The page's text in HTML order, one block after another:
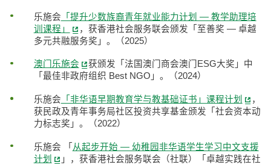
乐施会 「提升少数族裔青年就业能力计划 — 教学助理培
训课程」
，获香港社会服务联会颁发「至善奖 — 卓越
多元共融服务奖」。（2025）
澳门乐施会
获颁发「法国澳门商会澳门ESG大奖」中
「最佳非政府组织 Best NGO」。（2024）
乐施会 「非华语早期教育学与教基础证书」课程计划
，
获民政及青年事务局社区投资共享基金颁发「社会资本动
力标志奖」。（2022）
乐施会 「 从起步开始 — 幼稚园非华语学生学习中文支援
计划
」，获香港社会服务联会（社联）「卓越实践在社